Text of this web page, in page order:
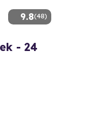
9.8(48)
- 24